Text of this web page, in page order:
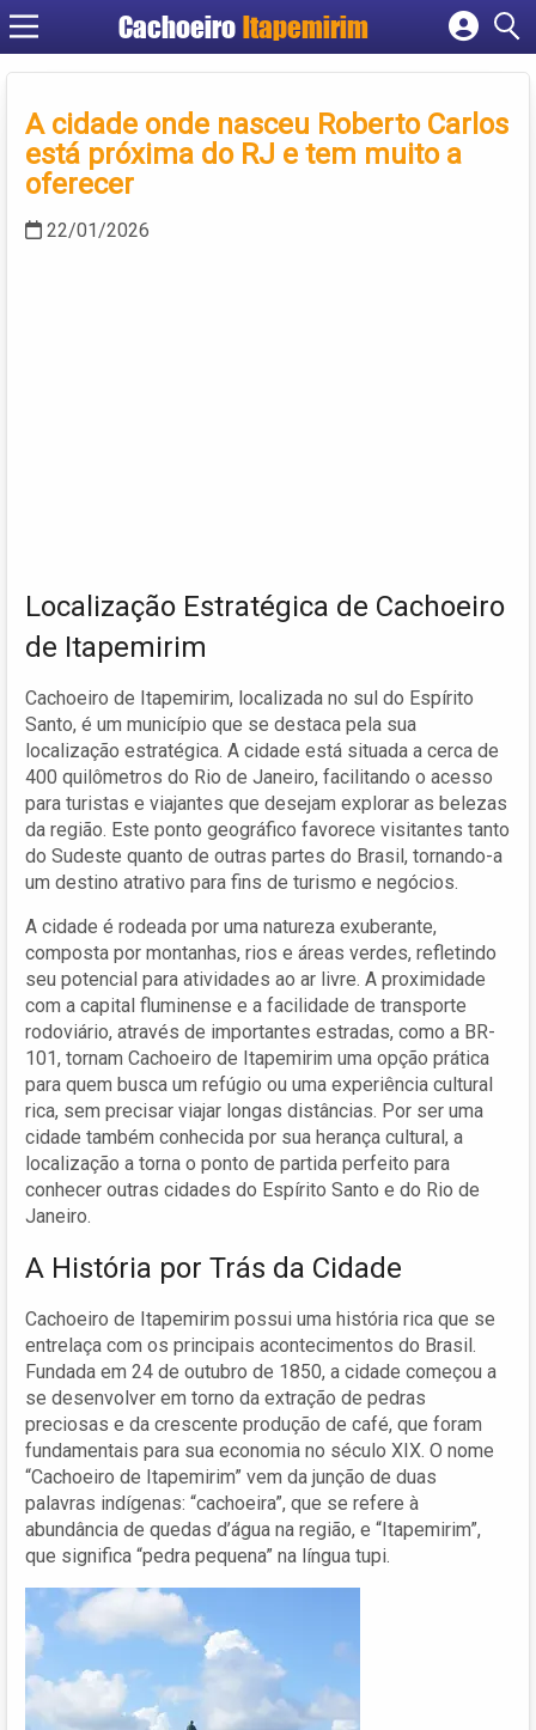
Cachoeiro Itapemirim
Cadastrar empresa
Criar conta
A cidade onde nasceu Roberto Carlos
está próxima do RJ e tem muito a
oferecer
22/01/2026
Localização Estratégica de Cachoeiro
de Itapemirim
Cachoeiro de Itapemirim, localizada no sul do Espírito
Santo, é um município que se destaca pela sua
localização estratégica. A cidade está situada a cerca de
400 quilômetros do Rio de Janeiro, facilitando o acesso
para turistas e viajantes que desejam explorar as belezas
da região. Este ponto geográfico favorece visitantes tanto
do Sudeste quanto de outras partes do Brasil, tornando-a
um destino atrativo para fins de turismo e negócios.
A cidade é rodeada por uma natureza exuberante,
composta por montanhas, rios e áreas verdes, refletindo
seu potencial para atividades ao ar livre. A proximidade
com a capital fluminense e a facilidade de transporte
rodoviário, através de importantes estradas, como a BR-
101, tornam Cachoeiro de Itapemirim uma opção prática
para quem busca um refúgio ou uma experiência cultural
rica, sem precisar viajar longas distâncias. Por ser uma
cidade também conhecida por sua herança cultural, a
localização a torna o ponto de partida perfeito para
conhecer outras cidades do Espírito Santo e do Rio de
Janeiro.
A História por Trás da Cidade
Cachoeiro de Itapemirim possui uma história rica que se
entrelaça com os principais acontecimentos do Brasil.
Fundada em 24 de outubro de 1850, a cidade começou a
se desenvolver em torno da extração de pedras
preciosas e da crescente produção de café, que foram
fundamentais para sua economia no século XIX. O nome
“Cachoeiro de Itapemirim” vem da junção de duas
palavras indígenas: “cachoeira”, que se refere à
abundância de quedas d’água na região, e “Itapemirim”,
que significa “pedra pequena” na língua tupi.